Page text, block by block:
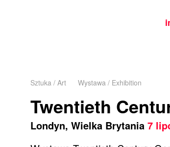
Sztuka / Art Wystawa / Exhibition
Twentieth
Londyn, Wielka Brytania 7